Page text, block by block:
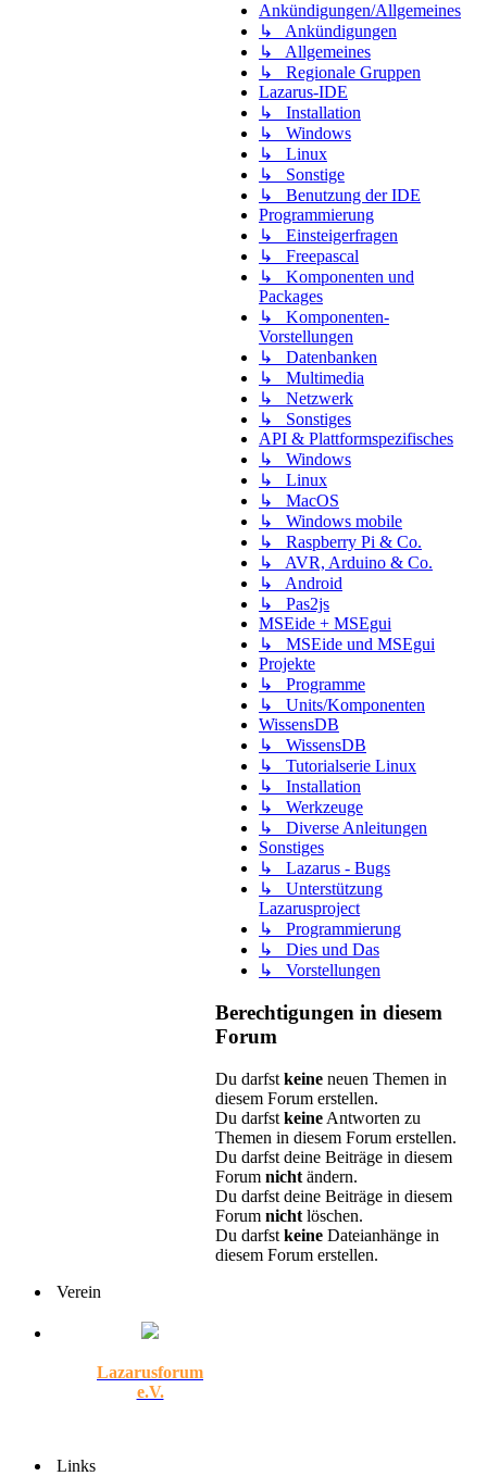
Ankündigungen/Allgemeines
↳ Ankündigungen
↳ Allgemeines
↳ Regionale Gruppen
Lazarus-IDE
↳ Installation
↳ Windows
↳ Linux
↳ Sonstige
↳ Benutzung der IDE
Programmierung
↳ Einsteigerfragen
↳ Freepascal
↳ Komponenten und
Packages
↳ Komponenten-
Vorstellungen
↳ Datenbanken
↳ Multimedia
↳ Netzwerk
↳ Sonstiges
API & Plattformspezifisches
↳ Windows
↳ Linux
↳ MacOS
↳ Windows mobile
↳ Raspberry Pi & Co.
↳ AVR, Arduino & Co.
↳ Android
↳ Pas2js
MSEide + MSEgui
↳ MSEide und MSEgui
Projekte
↳ Programme
↳ Units/Komponenten
WissensDB
↳ WissensDB
↳ Tutorialserie Linux
↳ Installation
↳ Werkzeuge
↳ Diverse Anleitungen
Sonstiges
↳ Lazarus - Bugs
↳ Unterstützung
Lazarusproject
↳ Programmierung
↳ Dies und Das
↳ Vorstellungen
Berechtigungen in diesem
Forum
Du darfst keine neuen Themen in
diesem Forum erstellen.
Du darfst keine Antworten zu
Themen in diesem Forum erstellen.
Du darfst deine Beiträge in diesem
Forum nicht ändern.
Du darfst deine Beiträge in diesem
Forum nicht löschen.
Du darfst keine Dateianhänge in
diesem Forum erstellen.
Verein
Lazarusforum
e.V.
Links